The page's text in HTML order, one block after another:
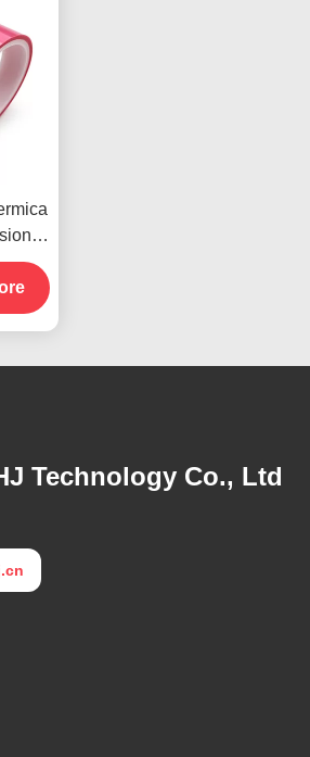
Technology Co., Ltd